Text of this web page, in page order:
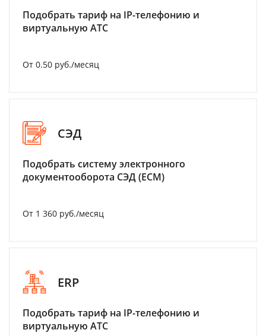
Подобрать тариф на IP-телефонию и
виртуальную АТС
От 0.50 руб./месяц
СЭД
Подобрать систему электронного
документооборота СЭД (ECM)
От 1 360 руб./месяц
ERP
Подобрать тариф на IP-телефонию и
виртуальную АТС